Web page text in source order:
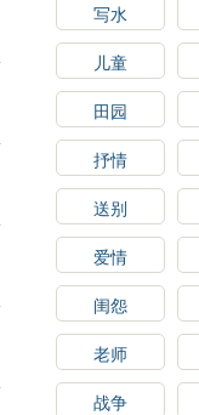
写水
儿童
田园
抒情
送别
爱情
闺怨
老师
战争